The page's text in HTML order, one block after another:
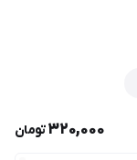
320,000تومان